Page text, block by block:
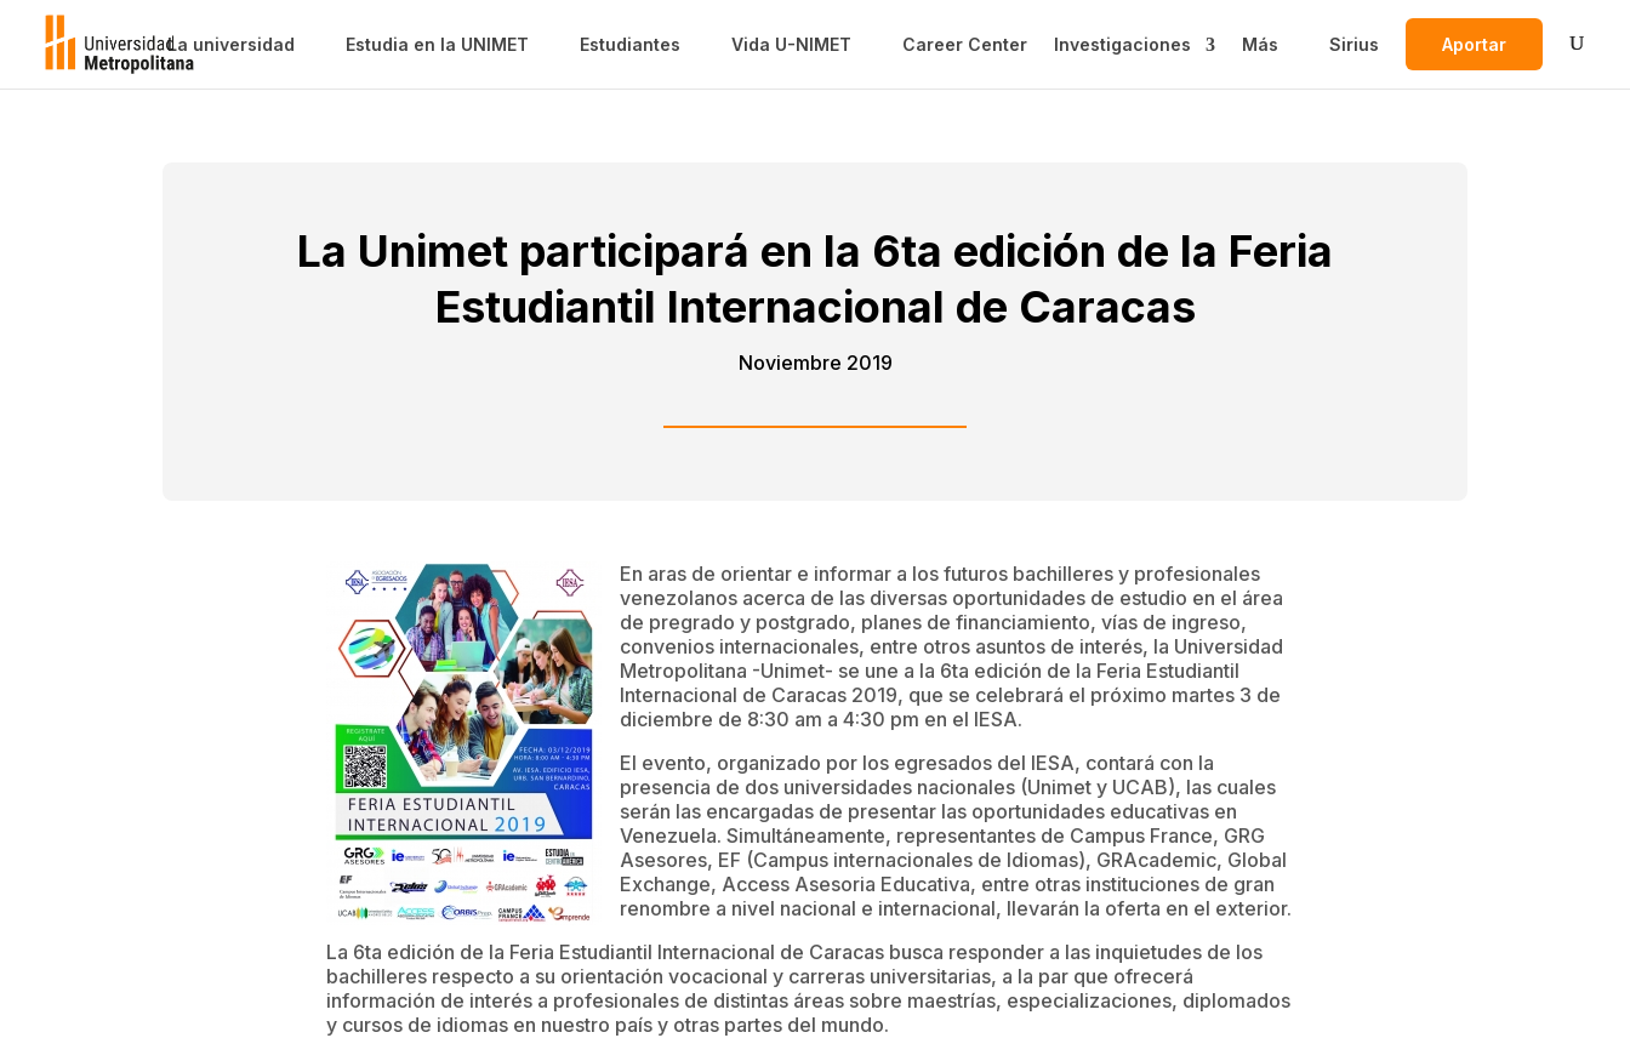
La universidad Estudia en la UNIMET Estudiantes Vida U-NIMET Career Center Investigaciones Más Sirius Aportar
La Unimet participará en la 6ta edición de la Feria
Estudiantil Internacional de Caracas
Noviembre 2019
En aras de orientar e informar a los futuros bachilleres y profesionales
venezolanos acerca de las diversas oportunidades de estudio en el área
de pregrado y postgrado, planes de financiamiento, vías de ingreso,
convenios internacionales, entre otros asuntos de interés, la Universidad
Metropolitana -Unimet- se une a la 6ta edición de la Feria Estudiantil
Internacional de Caracas 2019, que se celebrará el próximo martes 3 de
diciembre de 8:30 am a 4:30 pm en el IESA.
El evento, organizado por los egresados del IESA, contará con la
presencia de dos universidades nacionales (Unimet y UCAB), las cuales
serán las encargadas de presentar las oportunidades educativas en
Venezuela. Simultáneamente, representantes de Campus France, GRG
Asesores, EF (Campus internacionales de Idiomas), GRAcademic, Global
Exchange, Access Asesoria Educativa, entre otras instituciones de gran
renombre a nivel nacional e internacional, llevarán la oferta en el exterior.
La 6ta edición de la Feria Estudiantil Internacional de Caracas busca responder a las inquietudes de los
bachilleres respecto a su orientación vocacional y carreras universitarias, a la par que ofrecerá
información de interés a profesionales de distintas áreas sobre maestrías, especializaciones, diplomados
y cursos de idiomas en nuestro país y otras partes del mundo.